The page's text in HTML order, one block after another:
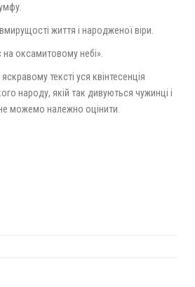
життя і народженої віри.
на оксамитовому небі».
тексті уся квінтесенція
народу, якій так дивуються чужинці і
можемо належно оцінити.